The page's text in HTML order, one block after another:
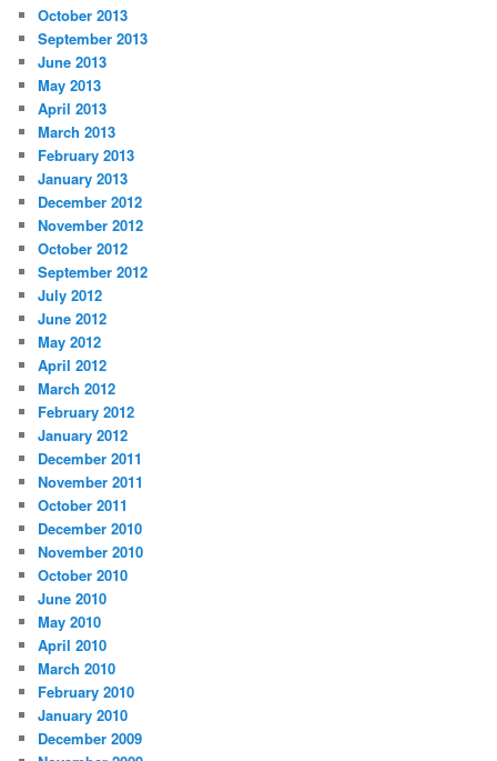
October 2013
September 2013
June 2013
May 2013
April 2013
March 2013
February 2013
January 2013
December 2012
November 2012
October 2012
September 2012
July 2012
June 2012
May 2012
April 2012
March 2012
February 2012
January 2012
December 2011
November 2011
October 2011
December 2010
November 2010
October 2010
June 2010
May 2010
April 2010
March 2010
February 2010
January 2010
December 2009